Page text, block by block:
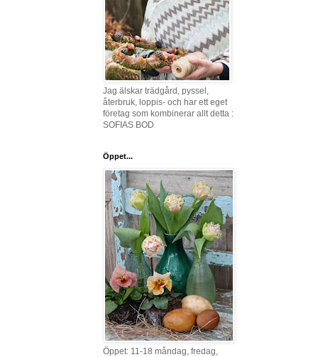
Jag älskar trädgård, pyssel,
återbruk, loppis- och har ett eget
företag som kombinerar allt detta :
SOFIAS BOD
Öppet...
Öppet: 11-18 måndag, fredag,